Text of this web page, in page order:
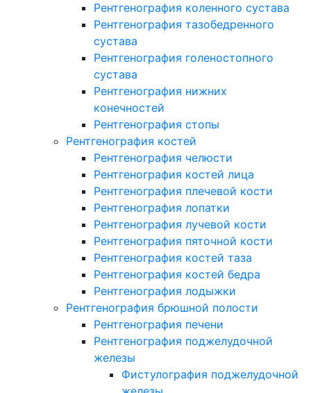
Рентгенография коленного сустава
Рентгенография тазобедренного
сустава
Рентгенография голеностопного
сустава
Рентгенография нижних
конечностей
Рентгенография стопы
Рентгенография костей
Рентгенография челюсти
Рентгенография костей лица
Рентгенография плечевой кости
Рентгенография лопатки
Рентгенография лучевой кости
Рентгенография пяточной кости
Рентгенография костей таза
Рентгенография костей бедра
Рентгенография лодыжки
Рентгенография брюшной полости
Рентгенография печени
Рентгенография поджелудочной
железы
Фистулография поджелудочной